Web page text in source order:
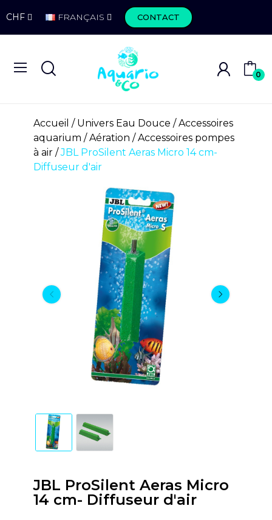
CHF FRANÇAIS CONTACT
0
Accueil Univers Eau Douce
Accessoires
aquarium
Aération
Accessoires pompes
à air
JBL ProSilent Aeras Micro 14 cm-
Diffuseur d'air
JBL ProSilent Aeras Micro
14 cm- Diffuseur d'air